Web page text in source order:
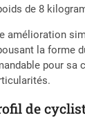
de 8
amélioration
la forme
pour sa
de